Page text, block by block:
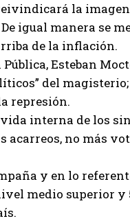
la
igual manera se
de la inflación.
Esteban
del
represión.
interna de los
acarreos, no más
y en lo
medio superior